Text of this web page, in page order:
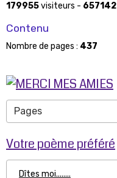
179955visiteurs - 657142
Contenu
Nombre de pages : 437
Votre poème préféré
Dîtes moi........